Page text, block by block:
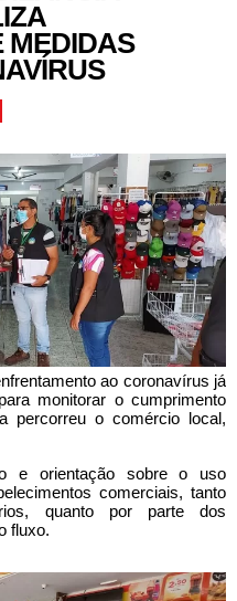
MEDIDAS
ao coronavírus já
monitorar o cumprimento
percorreu o comércio local,
e orientação sobre o uso
comerciais, tanto
quanto por parte dos
fluxo.